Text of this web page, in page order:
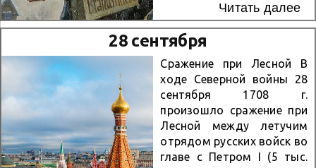
бригады (8-го
гвардейского
механизированного
корпуса, 1-й танковой
армии, 1-го Украинского
фронта). Отличился во...
войны было присвоено
звание Героя Советского
Союза. Зоя родилась в
селе Осино-Гай
Гавриловского района
Тамбовской области. Дед
Зои — священник — был
казнен в годы
Гражданской войны. В
1930 г. семья
Читать далее
28 сентября
Сражение при Лесной В
ходе Северной войны 28
сентября 1708 г.
произошло сражение при
Лесной между летучим
отрядом русских войск во
главе с Петром I (5 тыс.